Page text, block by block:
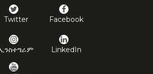
Twitter Facebook
LinkedIn